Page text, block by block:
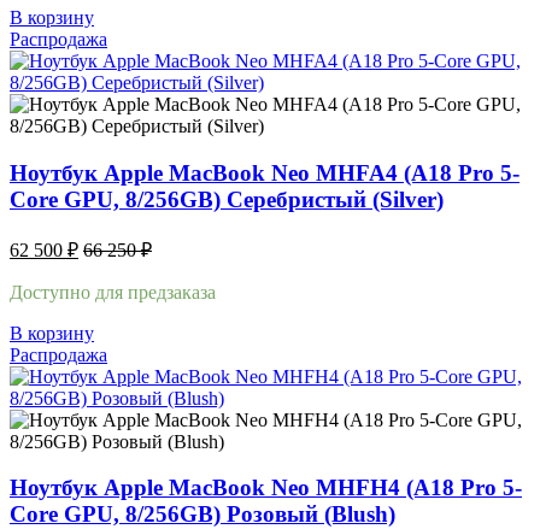
В корзину
Распродажа
Ноутбук Apple MacBook Neo MHFA4 (A18 Pro 5-
Core GPU, 8/256GB) Серебристый (Silver)
62 500 ₽ 66 250₽
Доступно для предзаказа
В корзину
Распродажа
Ноутбук Apple MacBook Neo MHFH4 (A18 Pro 5-
Core GPU, 8/256GB) Розовый (Blush)